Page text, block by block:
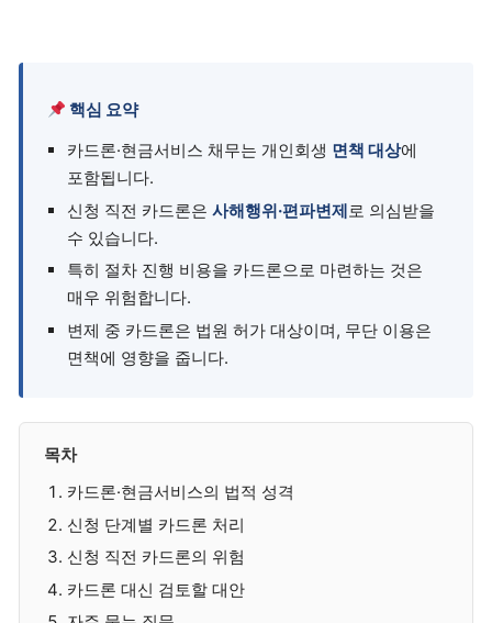
핵심 요약
카드론·현금서비스 채무는 개인회생 면책 대상에
포함됩니다.
신청 직전 카드론은 사해행위·편파변제로 의심받을
수 있습니다.
특히 절차 진행 비용을 카드론으로 마련하는 것은
매우 위험합니다.
변제 중 카드론은 법원 허가 대상이며, 무단 이용은
면책에 영향을 줍니다.
목차
카드론·현금서비스의 법적 성격
신청 단계별 카드론 처리
신청 직전 카드론의 위험
카드론 대신 검토할 대안